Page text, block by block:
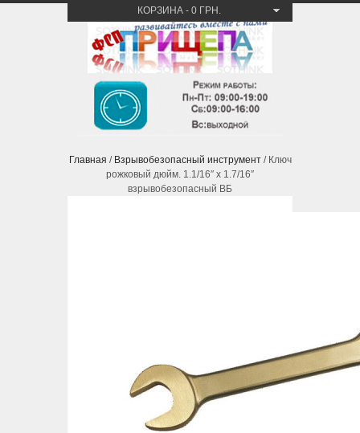
КОРЗИНА - 0 ГРН.
Главная / Взрывобезопасный инструмент/ Ключ
рожковый дюйм. 1.1/16″ x 1.7/16″
взрывобезопасный ВБ